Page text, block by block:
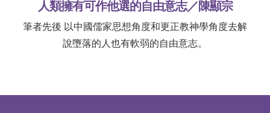
人類擁有可作他選的自由意志／陳顯宗
筆者先後 以中國儒家思想角度和更正教神學角度去解
說墮落的人也有軟弱的自由意志。